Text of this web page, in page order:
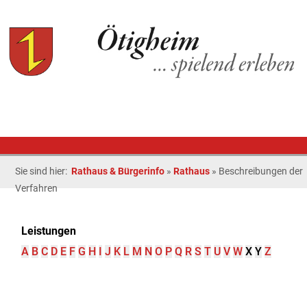
Sie sind hier: Rathaus & Bürgerinfo » Rathaus » Beschreibungen der
Verfahren
Leistungen
A B C D E F G H I J K L M N O P Q R S T U V W X Y Z